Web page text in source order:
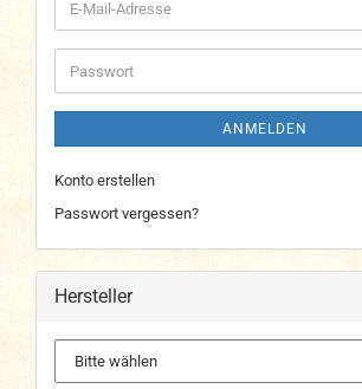
E-
Mail-
Adresse
Passwort
ANMELDEN
Konto erstellen
Passwort vergessen?
Hersteller